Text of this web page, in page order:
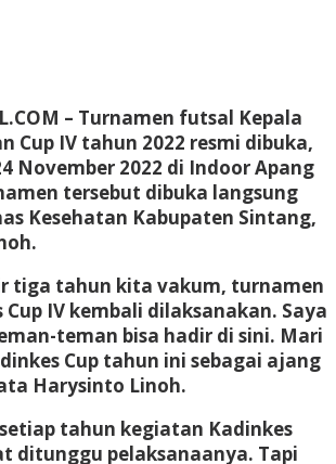
– Turnamen futsal Kepala
Cup IV tahun 2022 resmi dibuka,
November 2022 di Indoor Apang
tersebut dibuka langsung
Kesehatan Kabupaten Sintang,
tiga tahun kita vakum, turnamen
IV kembali dilaksanakan. Saya
teman bisa hadir di sini. Mari
Cup tahun ini sebagai ajang
Harysinto Linoh.
tahun kegiatan Kadinkes
ditunggu pelaksanaanya. Tapi